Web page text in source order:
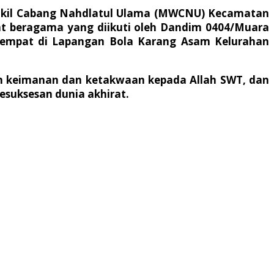
Cabang Nahdlatul Ulama (MWCNU) Kecamatan
beragama yang diikuti oleh Dandim 0404/Muara
di Lapangan Bola Karang Asam Kelurahan
dan ketakwaan kepada Allah SWT, dan
dunia akhirat.